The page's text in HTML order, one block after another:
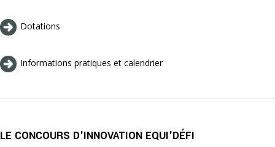
Dotations
Informations pratiques et calendrier
LE CONCOURS D'INNOVATION EQUI'DÉFI